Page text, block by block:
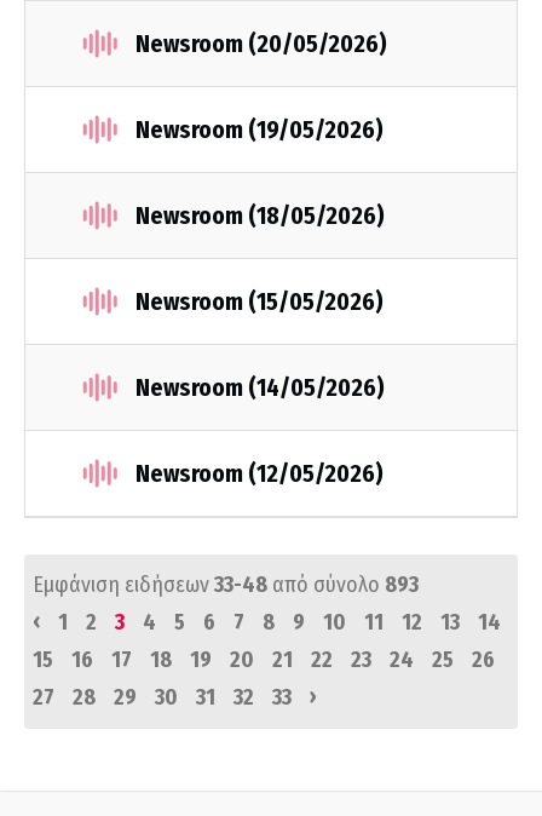
Newsroom (20/05/2026)
Newsroom (19/05/2026)
Newsroom (18/05/2026)
Newsroom (15/05/2026)
Newsroom (14/05/2026)
Newsroom (12/05/2026)
Εμφάνιση ειδήσεων33-48 από σύνολο 893
‹
1 2 3 4 5 6 7 8 9 10 11 12 13
14
15
16 17 18 19 20 21 22 23 24 25
26
27
28 29 30 31 32 33 ›